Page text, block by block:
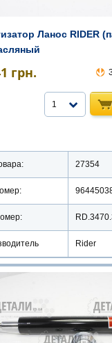
Ланос RIDER
грн.
1
27354
Rider